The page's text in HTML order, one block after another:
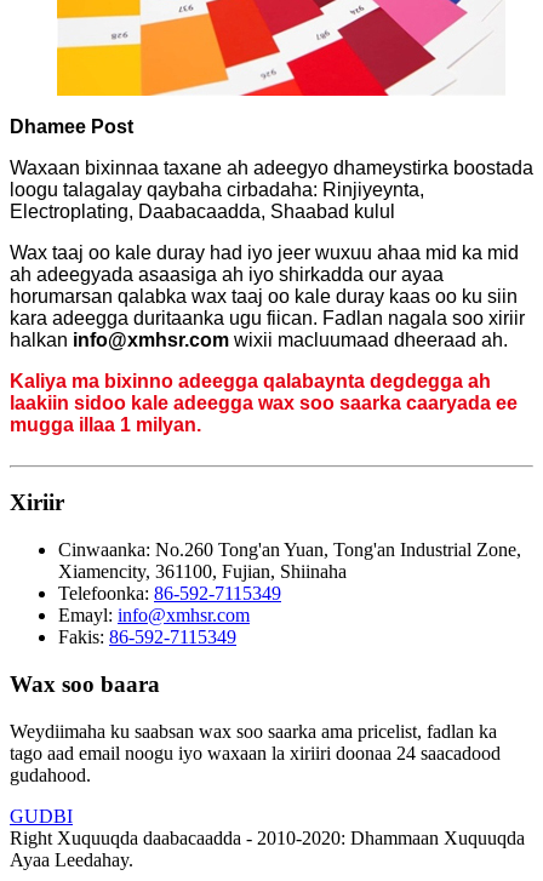
Dhamee Post
Waxaan bixinnaa taxane ah adeegyo dhameystirka boostada
loogu talagalay qaybaha cirbadaha: Rinjiyeynta,
Electroplating, Daabacaadda, Shaabad kulul
Wax taaj oo kale duray had iyo jeer wuxuu ahaa mid ka mid
ah adeegyada asaasiga ah iyo shirkadda our ayaa
horumarsan qalabka wax taaj oo kale duray kaas oo ku siin
kara adeegga duritaanka ugu fiican. Fadlan nagala soo xiriir
halkan info@xmhsr.com wixii macluumaad dheeraad ah.
Kaliya ma bixinno adeegga qalabaynta degdegga ah
laakiin sidoo kale adeegga wax soo saarka caaryada ee
mugga illaa 1 milyan.
Xiriir
Cinwaanka: No.260 Tong'an Yuan, Tong'an Industrial Zone,
Xiamencity, 361100, Fujian, Shiinaha
Telefoonka: 86-592-7115349
Emayl: info@xmhsr.com
Fakis: 86-592-7115349
Wax soo baara
Weydiimaha ku saabsan wax soo saarka ama pricelist, fadlan ka
tago aad email noogu iyo waxaan la xiriiri doonaa 24 saacadood
gudahood.
GUDBI
Right Xuquuqda daabacaadda - 2010-2020: Dhammaan Xuquuqda
Ayaa Leedahay.